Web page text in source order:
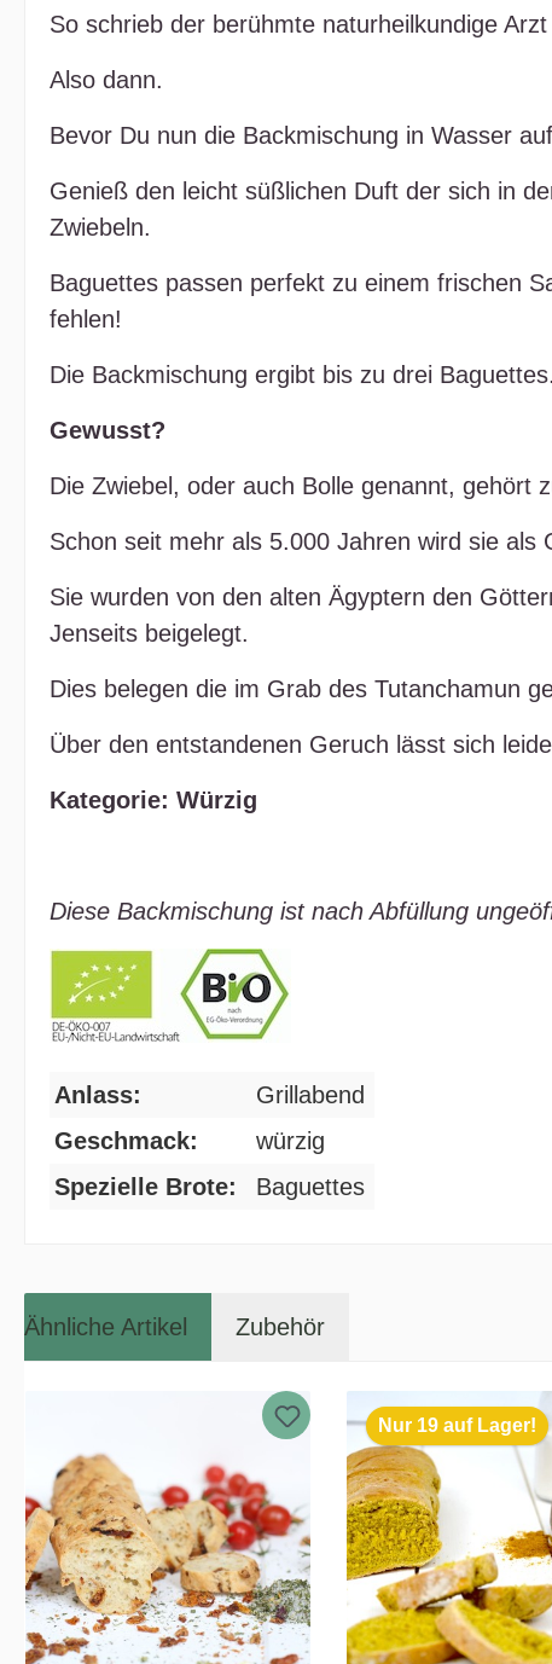
So schrieb der berühmte naturheilkundige
Also dann.
Bevor Du nun die Backmischung in Wasser
Genieß den leicht süßlichen Duft der sich in
Zwiebeln.
Baguettes passen perfekt zu einem frischen
fehlen!
Die Backmischung ergibt bis zu drei Baguettes.
Gewusst?
Die Zwiebel, oder auch Bolle genannt, gehört
Schon seit mehr als 5.000 Jahren wird sie
Sie wurden von den alten Ägyptern den
Jenseits beigelegt.
Dies belegen die im Grab des Tutanchamun
Über den entstandenen Geruch lässt sich
Kategorie: Würzig
Diese Backmischung ist nach Abfüllung
Anlass:
Grillabend
Geschmack:
würzig
Spezielle Brote:
Baguettes
Ähnliche Artikel Zubehör
Nur 19 auf Lager!